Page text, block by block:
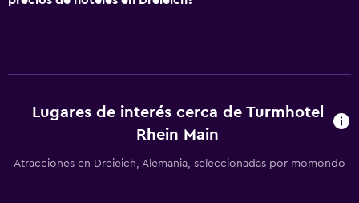
Lugares de interés cerca de Turmhotel
Rhein Main
Atracciones en Dreieich, Alemania, seleccionadas por momondo